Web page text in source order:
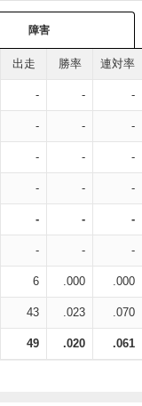
障害
出走 勝率 連対率
- - -
- - -
- - -
- - -
- - -
- - -
6 .000 .000
43 .023 .070
49 .020 .061